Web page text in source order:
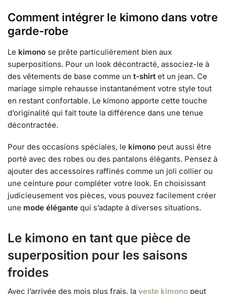
Comment intégrer le kimono dans votre
garde-robe
Le kimono se prête particulièrement bien aux
superpositions. Pour un look décontracté, associez-le à
des vêtements de base comme un t-shirt et un jean. Ce
mariage simple rehausse instantanément votre style tout
en restant confortable. Le kimono apporte cette touche
d’originalité qui fait toute la différence dans une tenue
décontractée.
Pour des occasions spéciales, le kimono peut aussi être
porté avec des robes ou des pantalons élégants. Pensez à
ajouter des accessoires raffinés comme un joli collier ou
une ceinture pour compléter votre look. En choisissant
judicieusement vos pièces, vous pouvez facilement créer
une mode élégante qui s’adapte à diverses situations.
Le kimono en tant que pièce de
superposition pour les saisons
froides
Avec l’arrivée des mois plus frais, la veste kimono peut